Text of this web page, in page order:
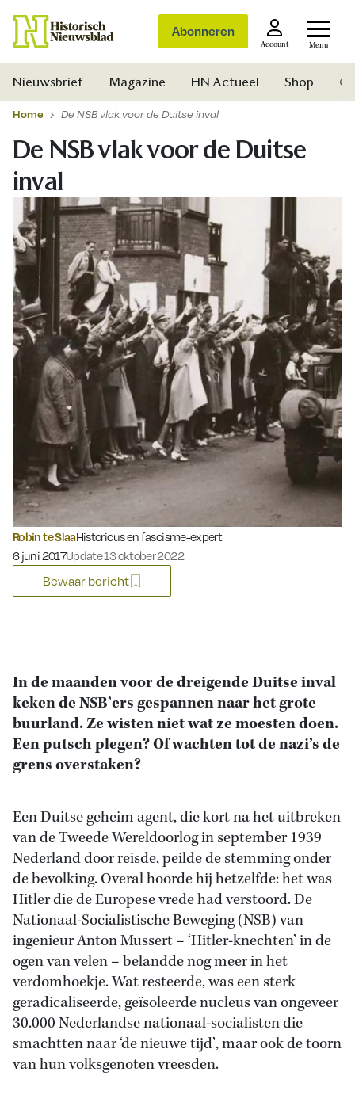
Abonneren
Account Menu
Zoek
Nieuwsbrief Magazine HN Actueel Shop
Home De NSB vlak voor de Duitse inval
De NSB vlak voor de Duitse
inval
Robin te SlaaHistoricus en fascisme-expert
Gepubliceerd op:
6 juni 2017Update 13 oktober 2022
Bewaar bericht
In de maanden voor de dreigende Duitse inval
keken de NSB’ers gespannen naar het grote
buurland. Ze wisten niet wat ze moesten doen.
Een putsch plegen? Of wachten tot de nazi’s de
grens overstaken?
Een Duitse geheim agent, die kort na het uitbreken
van de Tweede Wereldoorlog in september 1939
Nederland door reisde, peilde de stemming onder
de bevolking. Overal hoorde hij hetzelfde: het was
Hitler die de Europese vrede had verstoord. De
Nationaal-Socialistische Beweging (NSB) van
ingenieur Anton Mussert – ‘Hitler-knechten’ in de
ogen van velen – belandde nog meer in het
verdomhoekje. Wat resteerde, was een sterk
geradicaliseerde, geïsoleerde nucleus van ongeveer
30.000 Nederlandse nationaal-socialisten die
smachtten naar ‘de nieuwe tijd’, maar ook de toorn
van hun volksgenoten vreesden.